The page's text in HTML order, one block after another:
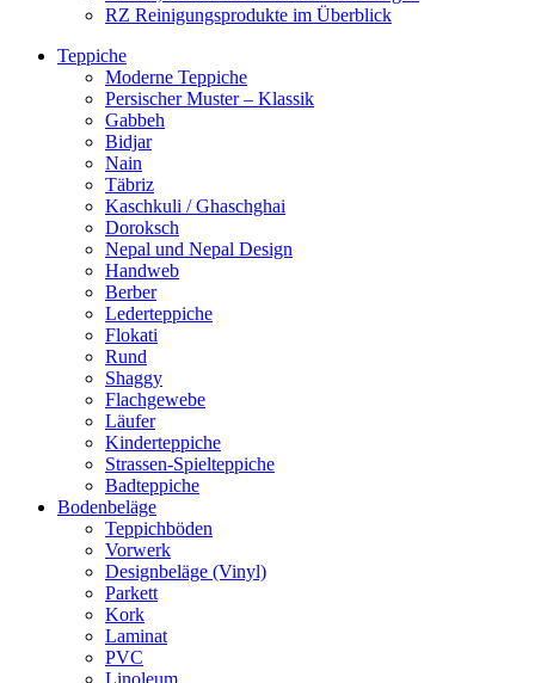
RZ Reinigungsprodukte im Überblick
Teppiche
Moderne Teppiche
Persischer Muster – Klassik
Gabbeh
Bidjar
Nain
Täbriz
Kaschkuli / Ghaschghai
Doroksch
Nepal und Nepal Design
Handweb
Berber
Lederteppiche
Flokati
Rund
Shaggy
Flachgewebe
Läufer
Kinderteppiche
Strassen-Spielteppiche
Badteppiche
Bodenbeläge
Teppichböden
Vorwerk
Designbeläge (Vinyl)
Parkett
Kork
Laminat
PVC
Linoleum